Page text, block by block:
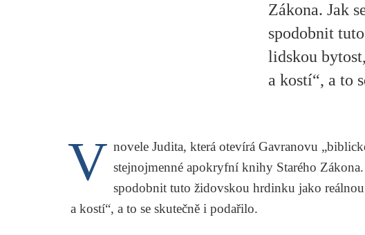
Zákona. Jak
spodobnit
lidskou
a kostí“, a to
V novele Judita, která otevírá Gavranovu
stejnojmenné apokryfní knihy Starého Zákona
spodobnit tuto židovskou hrdinku jako
a kostí“, a to se skutečně i podařilo.